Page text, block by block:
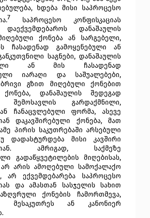
ხდება მისი საპროცესო
7 საპროცესო კონფისკაციას
დაექვემდებაროს დანაშაულის
ქონება ან სარგებელი,
ჩასადენად გამოყენებული ან
საგნები, დანაშაულის
ან მის ჩასადენად
იარაღი და საშუალებები,
გზით მიღებული ქონებით
ქონება, დანაშაულის შედეგად
შემოსავლის გარდაქმნილი,
ჩანაცვლებული ფორმა, ასევე
დაკავშირებული ქონება, მათ
პირის საკუთრებაში არსებული
დადასტურდება მისი კავშირი
ამრიგად, საქმეზე
გადაწყვეტილების მიღებისას,
არის ამოღებული სამოქალაქო
არ ექვემდებარება საპროცესო
და ამასთან სასჯელის სახით
ქონების ჩამორთმევა,
მესაკუთრეს ან კანონიერ